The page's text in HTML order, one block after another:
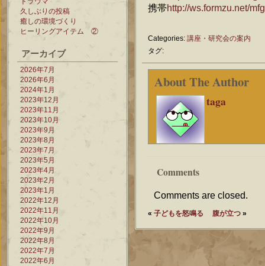
久しぶりの投稿
癒しの環境づくり
ヒーリングアイテム ②
アーカイブ
2026年7月
2026年6月
2024年1月
2023年12月
2023年11月
2023年10月
2023年9月
2023年8月
2023年7月
2023年5月
2023年4月
2023年2月
2023年1月
2022年12月
2022年11月
2022年10月
2022年9月
2022年8月
2022年7月
2022年6月
携帯http://ws.formzu.net/
Categories: 講座・研究会の案内
タグ:
About The Author
taga
Comments
Comments are closed.
« 子どもを怒鳴る 腹が立つ »